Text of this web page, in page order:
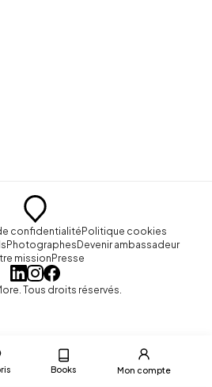
Books Mon compte
confidentialitéPolitique cookies
PhotographesDevenir ambassadeur
missionPresse
Tous droits réservés.